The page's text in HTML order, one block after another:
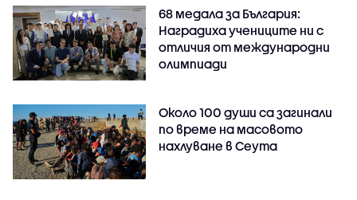
68 медала за България:
Наградиха учениците ни с
отличия от международни
олимпиади
Около 100 души са загинали
по време на масовото
нахлуване в Сеута